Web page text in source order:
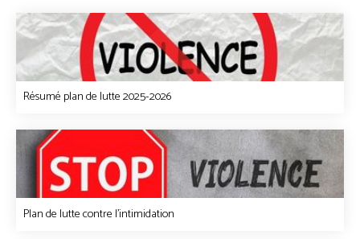
Résumé plan de lutte 2025-2026
Plan de lutte contre l’intimidation